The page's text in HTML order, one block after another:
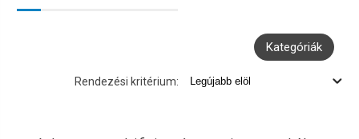
Kategóriák
Rendezési kritérium: